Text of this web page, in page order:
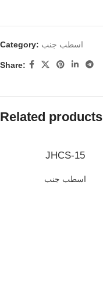
Category: اسطب جنب
Share:
Related products
JHCS-15
اسطب جنب